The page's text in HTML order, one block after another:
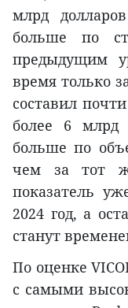
млрд
больше по
предыдущим
время только
составил
более 6
больше по
чем за тот
показатель
2024 год, а
станут
По оценке
с самыми